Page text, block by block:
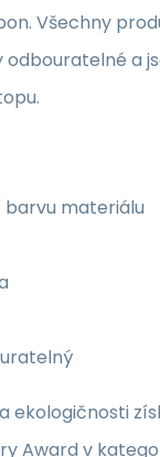
Všechny
odbouratelné a
barvu materiálu
Award v